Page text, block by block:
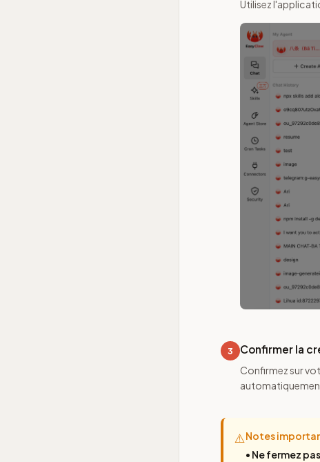
Utilisez
3 Confirmer la
Confirmez sur
⚠️Notes
• Ne fermez